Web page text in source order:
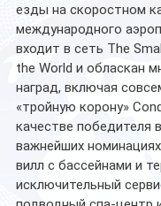
езды на скоростном
международного
входит в сеть The
the World и обласкан
наград, включая
«тройную корону»
качестве победителя
важнейших
вилл с бассейнами и
исключительный